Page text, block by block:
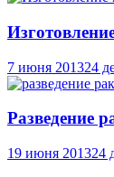
7 июня 201324
Разведение
19 июня 201324